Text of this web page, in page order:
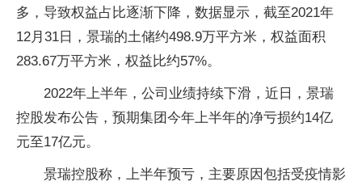
多，导致权益占比逐渐下降，数据显示，截至2021年
12月31日，景瑞的土储约498.9万平方米，权益面积
283.67万平方米，权益比约57%。
2022年上半年，公司业绩持续下滑 ， 近 日，景瑞
控股发布公告，预期集团今年上半年的净亏损约14亿
元至17亿元。
景瑞控股称，上半年预亏，主要原因包括受疫情影